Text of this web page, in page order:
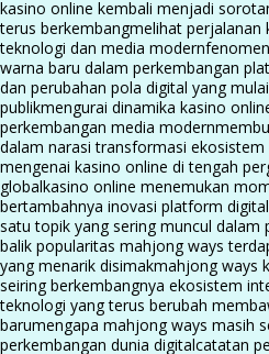
kasino online kembali menjadi
terus berkembangmelihat perjalanan
teknologi dan media modern
warna baru dalam perkembangan
dan perubahan pola digital yang
publikmengurai dinamika kasino
perkembangan media modern
dalam narasi transformasi ekosistem
mengenai kasino online di tengah
globalkasino online menemukan
bertambahnya inovasi platform digital
satu topik yang sering muncul dalam
balik popularitas mahjong ways
yang menarik disimakmahjong ways
seiring berkembangnya ekosistem
teknologi yang terus berubah
barumengapa mahjong ways masih
perkembangan dunia digitalcatatan